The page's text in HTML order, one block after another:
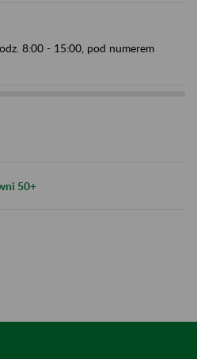
8:00 - 15:00, pod numerem
50+